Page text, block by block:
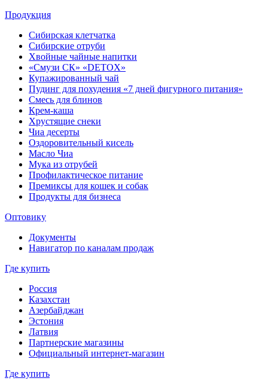
Продукция
Сибирская клетчатка
Сибирские отруби
Хвойные чайные напитки
«Смузи СК» «DETOX»
Купажированный чай
Пудинг для похудения «7 дней фигурного питания»
Смесь для блинов
Крем-каша
Хрустящие снеки
Чиа десерты
Оздоровительный кисель
Масло Чиа
Мука из отрубей
Профилактическое питание
Премиксы для кошек и собак
Продукты для бизнеса
Оптовику
Документы
Навигатор по каналам продаж
Где купить
Россия
Казахстан
Азербайджан
Эстония
Латвия
Партнерские магазины
Официальный интернет-магазин
Где купить